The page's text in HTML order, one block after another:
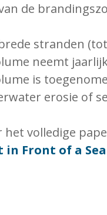
de
stranden
neemt
is
erosie of
het volledige
Front of a